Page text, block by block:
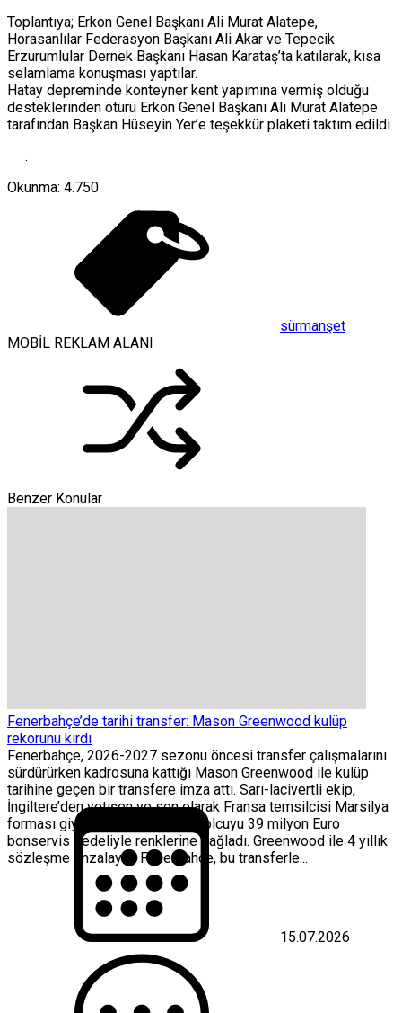
Toplantıya; Erkon Genel Başkanı Ali Murat Alatepe,
Horasanlılar Federasyon Başkanı Ali Akar ve Tepecik
Erzurumlular Dernek Başkanı Hasan Karataş’ta katılarak, kısa
selamlama konuşması yaptılar.
Hatay depreminde konteyner kent yapımına vermiş olduğu
desteklerinden ötürü Erkon Genel Başkanı Ali Murat Alatepe
tarafından Başkan Hüseyin Yer’e teşekkür plaketi taktım edildi
.
Okunma: 4.750
sürmanşet
MOBİL REKLAM ALANI
Benzer Konular
Fenerbahçe’de tarihi transfer: Mason Greenwood kulüp
rekorunu kırdı
Fenerbahçe, 2026-2027 sezonu öncesi transfer çalışmalarını
sürdürürken kadrosuna kattığı Mason Greenwood ile kulüp
tarihine geçen bir transfere imza attı. Sarı-lacivertli ekip,
İngiltere’den yetişen ve son olarak Fransa temsilcisi Marsilya
forması giyen 24 yaşındaki futbolcuyu 39 milyon Euro
bonservis bedeliyle renklerine bağladı. Greenwood ile 4 yıllık
sözleşme imzalayan Fenerbahçe, bu transferle...
15.07.2026